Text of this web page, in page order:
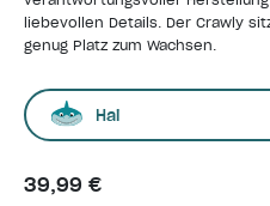
liebevollen Details. Der Crawly
genug Platz zum Wachsen.
Hai
39,99 €